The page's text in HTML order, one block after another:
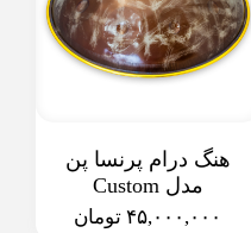
هنگ درام پرنسا پن
مدل Custom
۴۵,۰۰۰,۰۰۰ تومان